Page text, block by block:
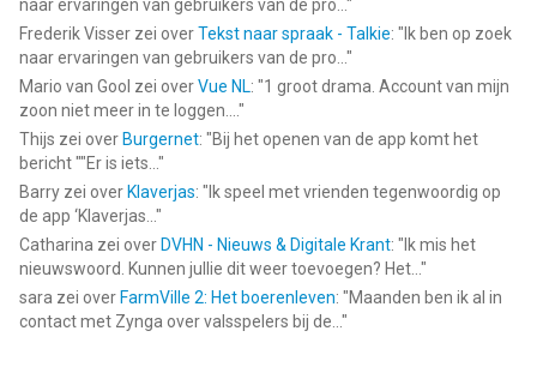
naar ervaringen van gebruikers van de pro... "
Frederik Visser zei overTekst naar spraak - Talkie: " Ik ben op zoek
naar ervaringen van gebruikers van de pro... "
Mario van Gool zei overVue NL: "1 groot drama. Account van mijn
zoon niet meer in te loggen.... "
Thijs zei over Burgernet: "Bij het openen van de app komt het
bericht ""Er is iets... "
Barry zei over Klaverjas: " Ik speel met vrienden tegenwoordig op
de app ‘Klaverjas... "
Catharina zei over DVHN - Nieuws & Digitale Krant: " Ik mis het
nieuwswoord. Kunnen jullie dit weer toevoegen? Het... "
sara zei over FarmVille 2: Het boerenleven: "Maanden ben ik al in
contact met Zynga over valsspelers bij de... "